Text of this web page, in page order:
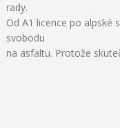
rady.
Od A1 licence po alpské
svobodu
na asfaltu. Protože